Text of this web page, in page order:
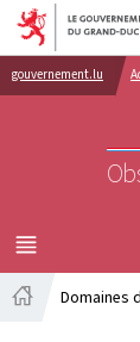
gouvernement.lu
MENU
PRINCIPAL
Domaines